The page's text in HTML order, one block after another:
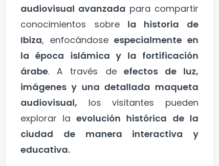
audiovisual avanzada para compartir
conocimientos sobrela historia de
Ibiza, enfocándoseespecialmente en
la época islámica y la fortificación
árabe. A través deefectos de luz,
imágenes y una detallada maqueta
audiovisual, los visitantes pueden
explorar la evolución histórica de la
ciudad de manera interactiva y
educativa.